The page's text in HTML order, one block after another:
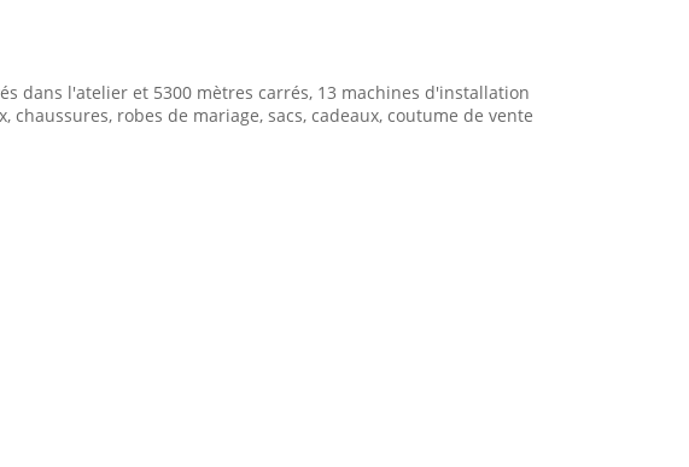
dans l'atelier et 5300 mètres carrés, 13 machines d'installation
robes de mariage, sacs, cadeaux, coutume de vente